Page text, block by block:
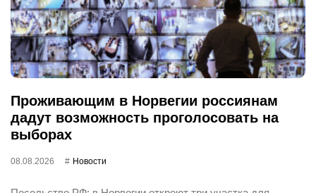
Проживающим в Норвегии россиянам
дадут возможность проголосовать на
выборах
08.08.2026 Новости